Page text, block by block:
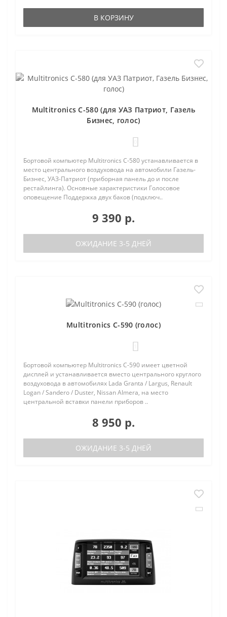
В КОРЗИНУ
Multitronics C-580 (для УАЗ Патриот, Газель
Бизнес, голос)
Бортовой компьютер Multitronics C-580 устанавливается в
место центрального воздуховода на автомобили Газель-
Бизнес, УАЗ-Патриот (приборная панель до и после
рестайлинга). Основные характеристики Голосовое
оповещение Поддержка двух баков (подключ..
9 390 р.
ОЖИДАНИЕ 3-5 ДНЕЙ
Multitronics C-590 (голос)
Бортовой компьютер Multitronics C-590 имеет цветной
дисплей и устанавливается вместо центрального круглого
воздуховода в автомобилях Lada Granta / Largus, Renault
Logan / Sandero / Duster, Nissan Almera, на место
центральной вставки панели приборов ..
8 950 р.
ОЖИДАНИЕ 3-5 ДНЕЙ